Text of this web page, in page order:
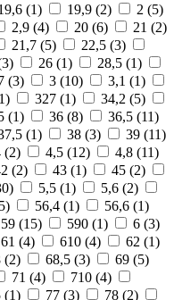
(1) 19,9 (2) 2 (5)
2,9 (4) 20 (6) 21 (2)
21,7 (5) 22,5 (3)
3) 26 (1) 28,5 (1)
(3) 3 (10) 3,1 (1)
1) 327 (1) 34,2 (5)
(1) 36 (8) 36,5 (11)
(1) 38 (3) 39 (11)
(2) 4,5 (12) 4,8 (11)
(2) 43 (1) 45 (2)
) 5,5 (1) 5,6 (2)
5) 56,4 (1) 56,6 (1)
59 (15) 590 (1) 6 (3)
61 (4) 610 (4) 62 (1)
(2) 68,5 (3) 69 (5)
71 (4) 710 (4)
(1) 77 (3) 78 (2)